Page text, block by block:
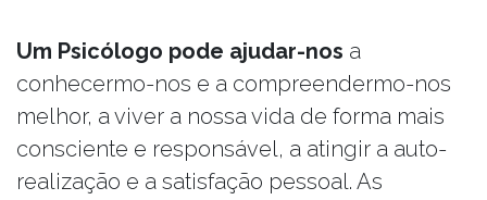
Um Psicólogo pode ajudar-nos a
conhecermo-nos e a compreendermo-nos
melhor, a viver a nossa vida de forma mais
consciente e responsável, a atingir a auto-
realização e a satisfação pessoal. As